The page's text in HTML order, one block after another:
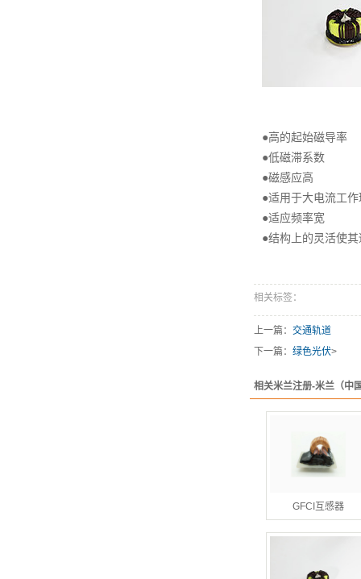
●高的起始磁导率
●低磁滞系数
●磁感应高
●适用于大电流工作
●适应频率宽
●结构上的灵活使
相关标签：
上一篇： 交通轨道
下一篇： 绿色光伏>
相关米兰注册-米兰（中
GFCI互感器